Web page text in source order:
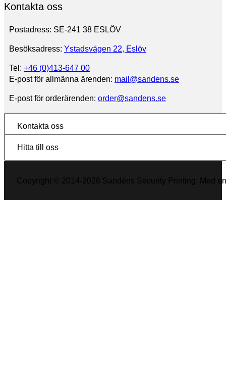
Kontakta oss
Postadress: SE-241 38 ESLÖV
Besöksadress: Ystadsvägen 22, Eslöv
Tel: +46 (0)413-647 00
E-post för allmänna ärenden: mail@sandens.se
E-post för orderärenden: order@sandens.se
Kontakta oss
Hitta till oss
Copyright © 2014-2026 Sandéns Security Printing. Med